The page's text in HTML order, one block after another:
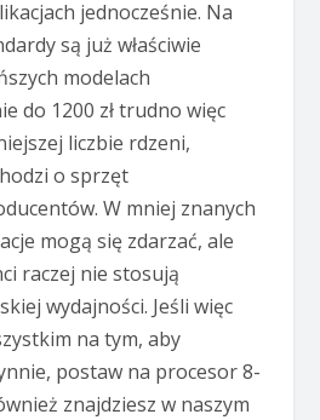
jednocześnie. Na
są już właściwie
modelach
do 1200 zł trudno więc
liczbie rdzeni,
o sprzęt
W mniej znanych
mogą się zdarzać, ale
raczej nie stosują
wydajności. Jeśli więc
na tym, aby
postaw na procesor 8-
znajdziesz w naszym